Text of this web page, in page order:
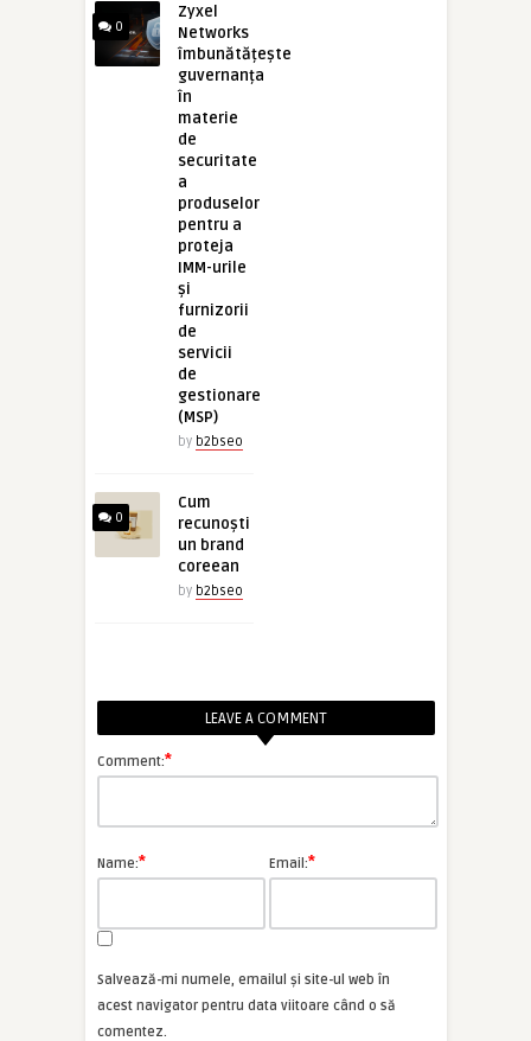
0
Zyxel
Networks
îmbunătățește
guvernanța
în
materie
de
securitate
a
produselor
pentru a
proteja
IMM-urile
și
furnizorii
de
servicii
de
gestionare
(MSP)
by b2bseo
0
Cum
recunoști
un brand
coreean
by b2bseo
LEAVE A COMMENT
Comment:*
Name:* Email:*
Salvează-mi numele, emailul și site-ul web în
acest navigator pentru data viitoare când o să
comentez.